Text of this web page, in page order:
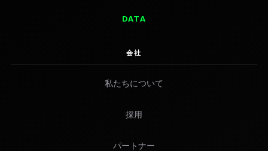
DATA
会社
私たちについて
採用
パートナー